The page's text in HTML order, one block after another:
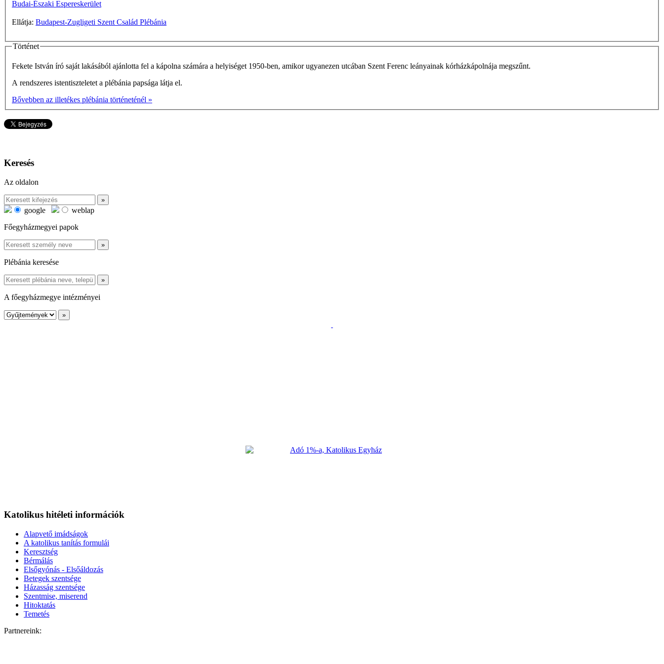
Budai-Északi Espereskerület
Ellátja: Budapest-Zugligeti Szent Család Plébánia
Történet
Fekete István író saját lakásából ajánlotta fel a kápolna számára a helyiséget 1950-ben, amikor ugyanezen utcában Szent Ferenc leányainak kórházkápolnája megszűnt.
A rendszeres istentiszteletet a plébánia papsága látja el.
Bővebben az illetékes plébánia történeténél »
Keresés
Az oldalon
google
weblap
Főegyházmegyei papok
Plébánia keresése
A főegyházmegye intézményei
Katolikus hitéleti információk
Alapvető imádságok
A katolikus tanítás formulái
Keresztség
Bérmálás
Elsőgyónás - Elsőáldozás
Betegek szentsége
Házasság szentsége
Szentmise, miserend
Hitoktatás
Temetés
Partnereink: